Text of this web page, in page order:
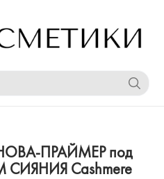
ПРАЙМЕР под
Cashmere